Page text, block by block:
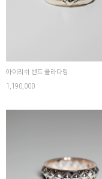
아이리쉬 밴드 클라다링
1,190,000